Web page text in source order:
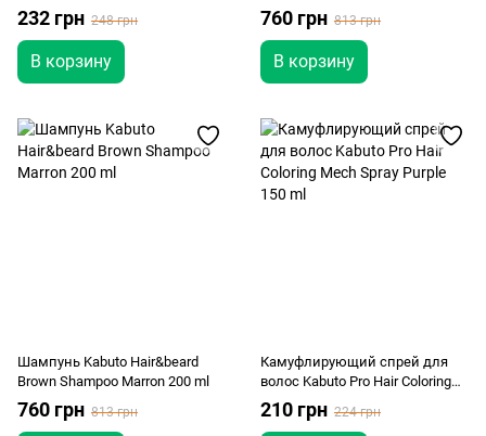
150мл
232 грн 248 грн
В корзину
760 грн 813 грн
В корзину
Шампунь Kabuto Hair&beard
Brown Shampoo Marron 200 ml
760 грн 813 грн
Камуфлирующий спрей для
волос Kabuto Pro Hair Coloring
Mech Spray Purple 150 ml
210 грн 224 грн